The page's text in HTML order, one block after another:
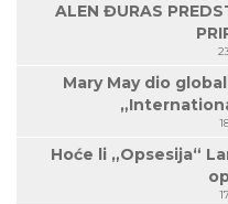
ALEN ĐURAS
Mary May dio
Hoće li „Opsesija“